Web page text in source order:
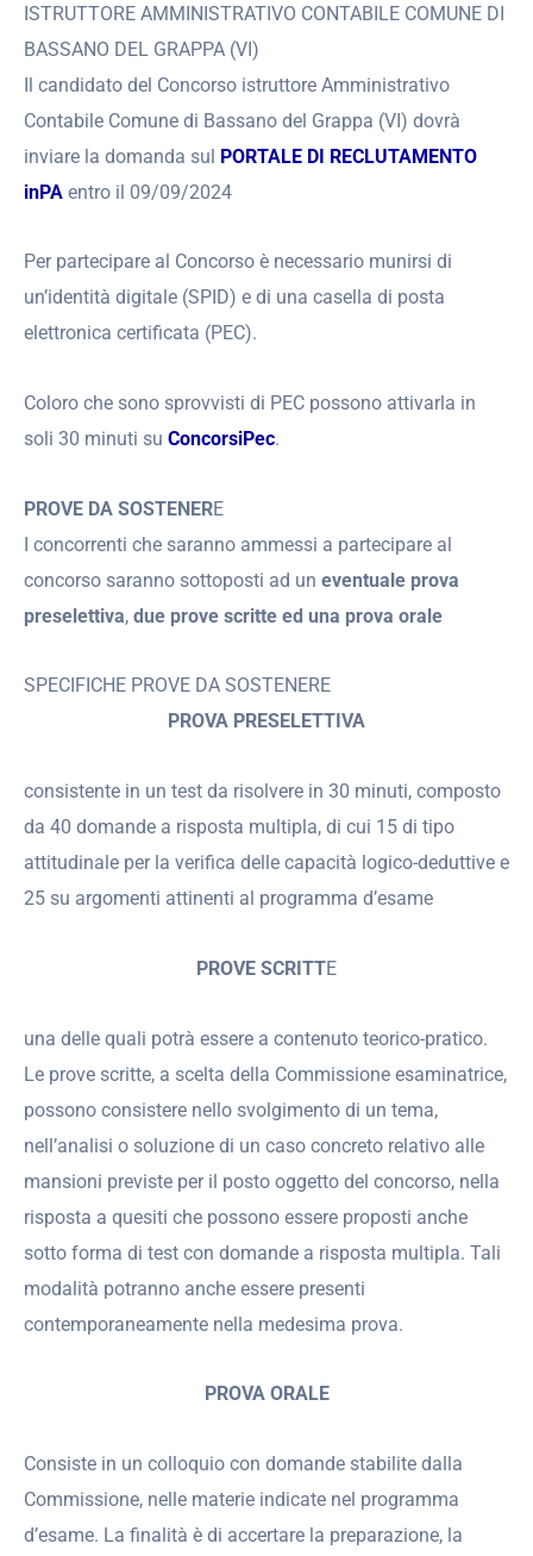
ISTRUTTORE AMMINISTRATIVO CONTABILE COMUNE DI
BASSANO DEL GRAPPA (VI)
Il candidato del Concorso istruttore Amministrativo
Contabile Comune di Bassano del Grappa (VI) dovrà
inviare la domanda sul PORTALE DI RECLUTAMENTO
inPA entro il 09/09/2024
Per partecipare al Concorso è necessario munirsi di
un’identità digitale (SPID) e di una casella di posta
elettronica certificata (PEC).
Coloro che sono sprovvisti di PEC possono attivarla in
soli 30 minuti su ConcorsiPec.
PROVE DA SOSTENERE
I concorrenti che saranno ammessi a partecipare al
concorso saranno sottoposti ad un eventuale prova
preselettiva, due prove scritte ed una prova orale
SPECIFICHE PROVE DA SOSTENERE
PROVA PRESELETTIVA
consistente in un test da risolvere in 30 minuti, composto
da 40 domande a risposta multipla, di cui 15 di tipo
attitudinale per la verifica delle capacità logico-deduttive e
25 su argomenti attinenti al programma d’esame
PROVE SCRITTE
una delle quali potrà essere a contenuto teorico-pratico.
Le prove scritte, a scelta della Commissione esaminatrice,
possono consistere nello svolgimento di un tema,
nell’analisi o soluzione di un caso concreto relativo alle
mansioni previste per il posto oggetto del concorso, nella
risposta a quesiti che possono essere proposti anche
sotto forma di test con domande a risposta multipla. Tali
modalità potranno anche essere presenti
contemporaneamente nella medesima prova.
PROVA ORALE
Consiste in un colloquio con domande stabilite dalla
Commissione, nelle materie indicate nel programma
d’esame. La finalità è di accertare la preparazione, la